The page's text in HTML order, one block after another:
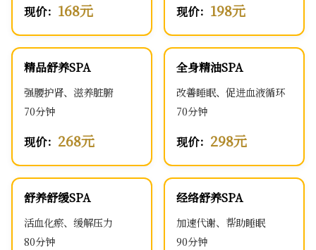
现价： 168元 现价： 198元
精品舒养SPA
强腰护肾、滋养脏腑
70分钟
现价： 268元
全身精油SPA
改善睡眠、促进血液循环
70分钟
现价： 298元
舒养舒缓SPA
活血化瘀、缓解压力
80分钟
经络舒养SPA
加速代谢、帮助睡眠
90分钟